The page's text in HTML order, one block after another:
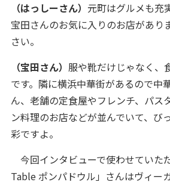
（はっしーさん） 元町はグルメも充
宝田さんのお気に入りのお店があり
さい。
（宝田さん） 服や靴だけじゃなく、
です。隣に横浜中華街があるので中
ん、老舗の定食屋やフレンチ、パス
ン料理のお店などが並んでいて、び
彩ですよ。
今回インタビューで使わせていた
Table ポンパドウル」さんはヴィー